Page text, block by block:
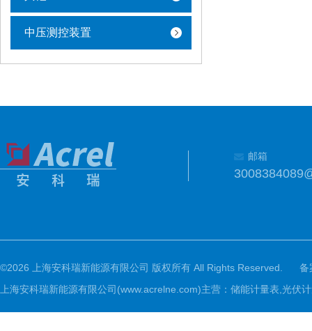
中压测控装置
邮箱
©2026 上海安科瑞新能源有限公司 版权所有 All Rights Reserved.
备
上海安科瑞新能源有限公司(www.acrelne.com)主营：储能计量表,光伏